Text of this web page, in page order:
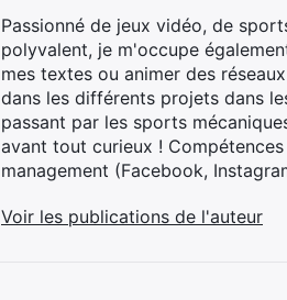
Passionné de jeux vidéo, de
polyvalent, je m'occupe
mes textes ou animer des
dans les différents projets dans
passant par les sports
avant tout curieux !
management (Facebook,
Voir les publications de l'auteur